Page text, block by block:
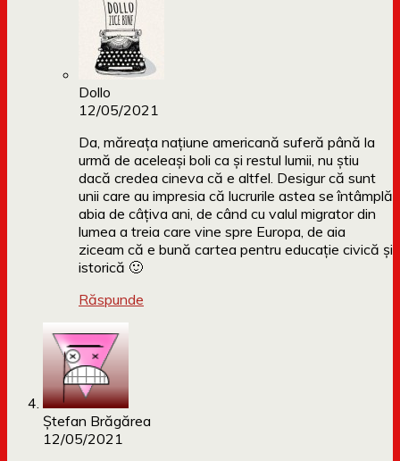
Dollo
12/05/2021
Da, măreața națiune americană suferă până la
urmă de aceleași boli ca și restul lumii, nu știu
dacă credea cineva că e altfel. Desigur că sunt
unii care au impresia că lucrurile astea se întâmplă
abia de câțiva ani, de când cu valul migrator din
lumea a treia care vine spre Europa, de aia
ziceam că e bună cartea pentru educație civică și
istorică 🙂
Răspunde
Ștefan Brăgărea
12/05/2021